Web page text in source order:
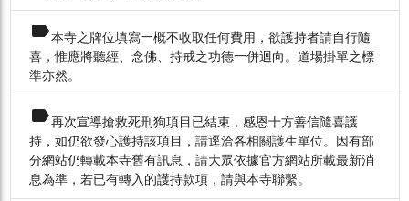
label本寺之牌位填寫一概不收取任何費用，欲護持者請自行隨
喜，惟應將聽經、念佛、持戒之功德一併迴向。道場掛單之標
準亦然。
label再次宣導搶救死刑狗項目已結束，感恩十方善信隨喜護
持，如仍欲發心護持該項目，請逕洽各相關護生單位。因有部
分網站仍轉載本寺舊有訊息，請大眾依據官方網站所載最新消
息為準，若已有轉入的護持款項，請與本寺聯繫。